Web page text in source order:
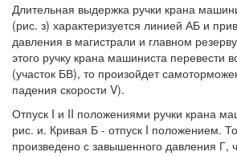
Длительная выдержка ручки крана
(рис. з) характеризуется линией АБ и
давления в магистрали и главном
этого ручку крана машиниста перевести
(участок БВ), то произойдет
падения скорости V).
Отпуск I и II положениями ручки крана
рис. и. Кривая Б - отпуск I положением.
произведено с завышенного давления Г,